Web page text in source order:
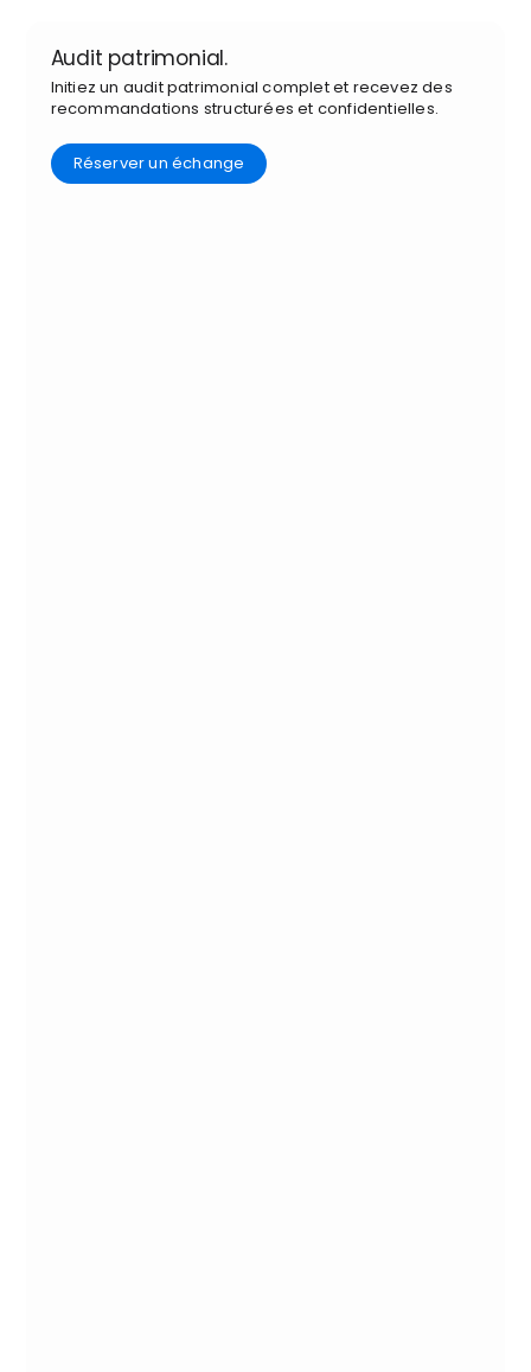
Audit patrimonial.
Initiez un audit patrimonial complet et recevez des
recommandations structurées et confidentielles.
Réserver un échange